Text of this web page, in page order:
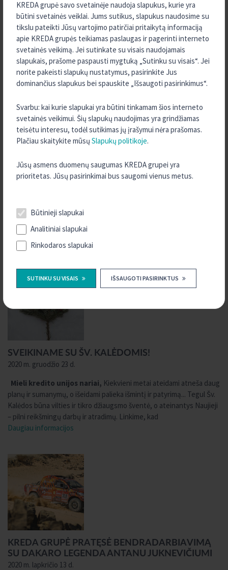
KREDA grupė savo svetainėje naudoja slapukus, kurie yra
būtini svetainės veiklai. Jums sutikus, slapukus naudosime su
tikslu pateikti Jūsų vartojimo patirčiai pritaikytą informaciją
apie KREDA grupės teikiamas paslaugas ir pagerinti interneto
svetainės veikimą. Jei sutinkate su visais naudojamais
slapukais, prašome paspausti mygtuką „Sutinku su visais“. Jei
norite pakeisti slapukų nustatymus, pasirinkite Jus
dominančius slapukus bei spauskite „Išsaugoti pasirinkimus“.
Svarbu: kai kurie slapukai yra būtini tinkamam šios interneto
svetainės veikimui. Šių slapukų naudojimas yra grindžiamas
teisėtu interesu, todėl sutikimas jų įrašymui nėra prašomas.
Plačiau skaitykite mūsų Slapukų politikoje.
Jūsų asmens duomenų saugumas KREDA grupei yra
prioritetas. Jūsų pasirinkimai bus saugomi vienus metus.
Būtinieji slapukai
Analitiniai slapukai
Rinkodaros slapukai
SUTINKU SU VISAIS IŠSAUGOTI PASIRINKTUS
nurodymams, kai mokėjimai vykdomi tarp ES ir JK. Nuo 2021 m.
sausio 1
Daugiau informacijos
DĖL BANKINIŲ MOKĖJIMŲ VYKDYMO
2020 m. gruodžio 23 d.
Gerb. Šilalės kredito unijos nariai, norime priminti, kad pateikti
Gruodžio 24 – 27 dienų pavedimai bus atlikti gruodžio 28-ąją.
Mokėjimai,
Daugiau informacijos
SVEIKINAME SU ŠV. KALĖDOMIS!
2020 m. gruodžio 23 d.
Mieli kredito unijos nariai, Kiekvieni metai ateidami atneša daug
planų ir sumanymų, o išeidami palieka išmintį ir patyrimą... Tegul Šv.
Kalėdos būna vilties ir tikro džiaugsmo šventė, o ateinantys Naujieji
– pilni reikšmingų darbų ir atradimų. Linkime, kad
Daugiau informacijos
KREDA GRUPĖ PRATĘSĖ BENDRADARBIAVIMĄ
SU DAKARO LEGENDA ANTANU JUKNEVIČIUMI
2020 m. lapkričio 13 d.